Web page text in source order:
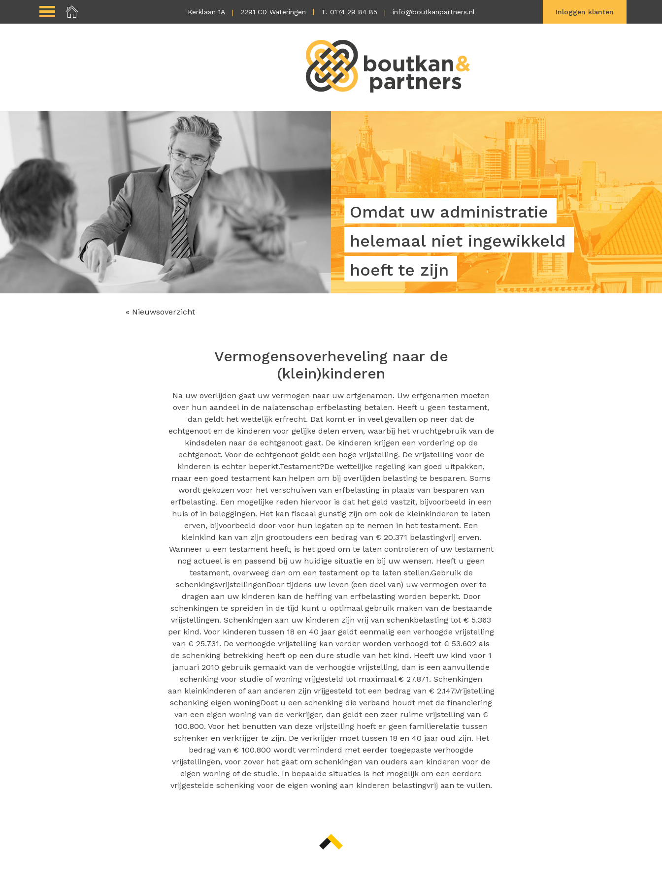
Kerklaan 1A 2291 CD Wateringen T. 0174 29 84 85 info@boutkanpartners.nl Inloggen klanten
Omdat uw administratie
helemaal niet ingewikkeld
hoeft te zijn
« Nieuwsoverzicht
Vermogensoverheveling naar de
(klein)kinderen
Na uw overlijden gaat uw vermogen naar uw erfgenamen. Uw erfgenamen moeten
over hun aandeel in de nalatenschap erfbelasting betalen. Heeft u geen testament,
dan geldt het wettelijk erfrecht. Dat komt er in veel gevallen op neer dat de
echtgenoot en de kinderen voor gelijke delen erven, waarbij het vruchtgebruik van de
kindsdelen naar de echtgenoot gaat. De kinderen krijgen een vordering op de
echtgenoot. Voor de echtgenoot geldt een hoge vrijstelling. De vrijstelling voor de
kinderen is echter beperkt.Testament?De wettelijke regeling kan goed uitpakken,
maar een goed testament kan helpen om bij overlijden belasting te besparen. Soms
wordt gekozen voor het verschuiven van erfbelasting in plaats van besparen van
erfbelasting. Een mogelijke reden hiervoor is dat het geld vastzit, bijvoorbeeld in een
huis of in beleggingen. Het kan fiscaal gunstig zijn om ook de kleinkinderen te laten
erven, bijvoorbeeld door voor hun legaten op te nemen in het testament. Een
kleinkind kan van zijn grootouders een bedrag van € 20.371 belastingvrij erven.
Wanneer u een testament heeft, is het goed om te laten controleren of uw testament
nog actueel is en passend bij uw huidige situatie en bij uw wensen. Heeft u geen
testament, overweeg dan om een testament op te laten stellen.Gebruik de
schenkingsvrijstellingenDoor tijdens uw leven (een deel van) uw vermogen over te
dragen aan uw kinderen kan de heffing van erfbelasting worden beperkt. Door
schenkingen te spreiden in de tijd kunt u optimaal gebruik maken van de bestaande
vrijstellingen. Schenkingen aan uw kinderen zijn vrij van schenkbelasting tot € 5.363
per kind. Voor kinderen tussen 18 en 40 jaar geldt eenmalig een verhoogde vrijstelling
van € 25.731. De verhoogde vrijstelling kan verder worden verhoogd tot € 53.602 als
de schenking betrekking heeft op een dure studie van het kind. Heeft uw kind voor 1
januari 2010 gebruik gemaakt van de verhoogde vrijstelling, dan is een aanvullende
schenking voor studie of woning vrijgesteld tot maximaal € 27.871. Schenkingen
aan kleinkinderen of aan anderen zijn vrijgesteld tot een bedrag van € 2.147.Vrijstelling
schenking eigen woningDoet u een schenking die verband houdt met de financiering
van een eigen woning van de verkrijger, dan geldt een zeer ruime vrijstelling van €
100.800. Voor het benutten van deze vrijstelling hoeft er geen familierelatie tussen
schenker en verkrijger te zijn. De verkrijger moet tussen 18 en 40 jaar oud zijn. Het
bedrag van € 100.800 wordt verminderd met eerder toegepaste verhoogde
vrijstellingen, voor zover het gaat om schenkingen van ouders aan kinderen voor de
eigen woning of de studie. In bepaalde situaties is het mogelijk om een eerdere
vrijgestelde schenking voor de eigen woning aan kinderen belastingvrij aan te vullen.